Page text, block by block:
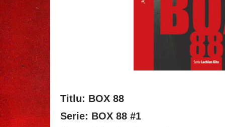
Titlu: BOX 88
Serie: BOX 88 #1